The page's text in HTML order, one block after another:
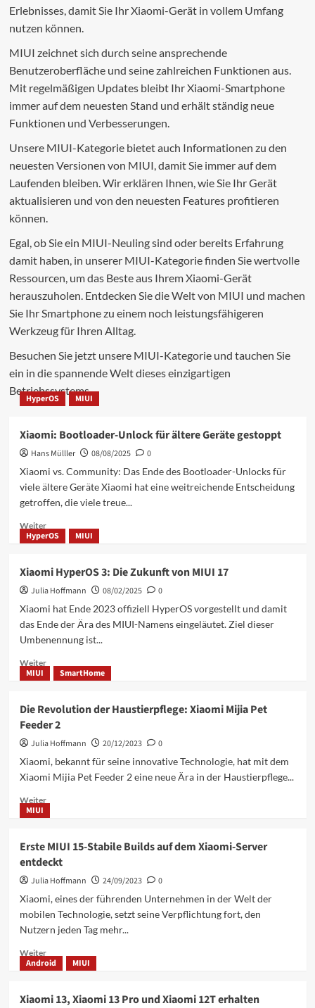
Erlebnisses, damit Sie Ihr Xiaomi-Gerät in vollem Umfang
nutzen können.
MIUI zeichnet sich durch seine ansprechende
Benutzeroberfläche und seine zahlreichen Funktionen aus.
Mit regelmäßigen Updates bleibt Ihr Xiaomi-Smartphone
immer auf dem neuesten Stand und erhält ständig neue
Funktionen und Verbesserungen.
Unsere MIUI-Kategorie bietet auch Informationen zu den
neuesten Versionen von MIUI, damit Sie immer auf dem
Laufenden bleiben. Wir erklären Ihnen, wie Sie Ihr Gerät
aktualisieren und von den neuesten Features profitieren
können.
Egal, ob Sie ein MIUI-Neuling sind oder bereits Erfahrung
damit haben, in unserer MIUI-Kategorie finden Sie wertvolle
Ressourcen, um das Beste aus Ihrem Xiaomi-Gerät
herauszuholen. Entdecken Sie die Welt von MIUI und machen
Sie Ihr Smartphone zu einem noch leistungsfähigeren
Werkzeug für Ihren Alltag.
Besuchen Sie jetzt unsere MIUI-Kategorie und tauchen Sie
ein in die spannende Welt dieses einzigartigen
Betriebssystems.
HyperOS MIUI
Xiaomi: Bootloader-Unlock für ältere Geräte gestoppt
Hans Mülller 08/08/2025
0
Xiaomi vs. Community: Das Ende des Bootloader-Unlocks für
viele ältere Geräte Xiaomi hat eine weitreichende Entscheidung
getroffen, die viele treue...
WeiterMehr
Informationen
Bootloader-
Unlock
für
Geräte
gestoppt
HyperOS MIUI
Xiaomi HyperOS 3: Die Zukunft von MIUI 17
Julia Hoffmann 08/02/2025
0
Xiaomi hat Ende 2023 offiziell HyperOS vorgestellt und damit
das Ende der Ära des MIUI-Namens eingeläutet. Ziel dieser
Umbenennung ist...
WeiterMehr
Informationen
HyperOS
3:
Die
von
MIUI
MIUI SmartHome
Die Revolution der Haustierpflege: Xiaomi Mijia Pet
Feeder 2
Julia Hoffmann 20/12/2023
0
Xiaomi, bekannt für seine innovative Technologie, hat mit dem
Xiaomi Mijia Pet Feeder 2 eine neue Ära in der Haustierpflege...
WeiterMehr
Revolution
der
Haustierpflege:
Mijia
Pet
Feeder
MIUI
Erste MIUI 15-Stabile Builds auf dem Xiaomi-Server
entdeckt
Julia Hoffmann 24/09/2023
0
Xiaomi, eines der führenden Unternehmen in der Welt der
mobilen Technologie, setzt seine Verpflichtung fort, den
Nutzern jeden Tag mehr...
WeiterMehr
Informationen
MIUI
Android MIUI
Xiaomi 13, Xiaomi 13 Pro und Xiaomi 12T erhalten